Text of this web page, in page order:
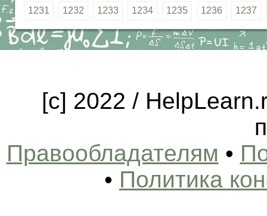
1231 1232 1233 1234 1235 1236 1237
[c] 2022 /
Правообладателям •
• Политика